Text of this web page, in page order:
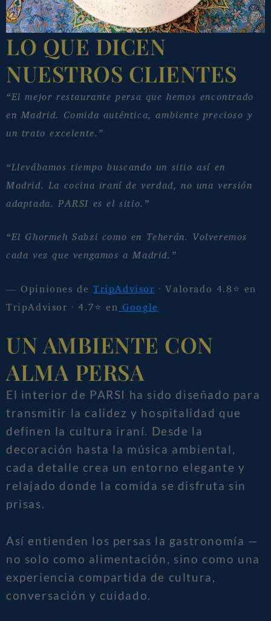
LO QUE DICEN
NUESTROS CLIENTES
“El mejor restaurante persa que hemos encontrado
en Madrid. Comida auténtica, ambiente precioso y
un trato excelente.”
“Llevábamos tiempo buscando un sitio así en
Madrid. La cocina iraní de verdad, no una versión
adaptada. PARSI es el sitio.”
“El Ghormeh Sabzi como en Teherán. Volveremos
cada vez que vengamos a Madrid.”
— Opiniones de TripAdvisor · Valorado 4.8⭐ en
TripAdvisor · 4.7⭐ en Google
UN AMBIENTE CON
ALMA PERSA
El interior de PARSI ha sido diseñado para
transmitir la calidez y hospitalidad que
definen la cultura iraní. Desde la
decoración hasta la música ambiental,
cada detalle crea un entorno elegante y
relajado donde la comida se disfruta sin
prisas.
Así entienden los persas la gastronomía —
no solo como alimentación, sino como una
experiencia compartida de cultura,
conversación y cuidado.